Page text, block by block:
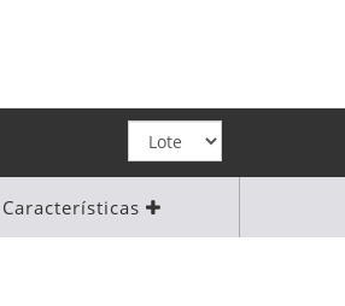
Características